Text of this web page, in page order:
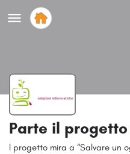
Parte il progetto
l progetto mira a “Salvare un